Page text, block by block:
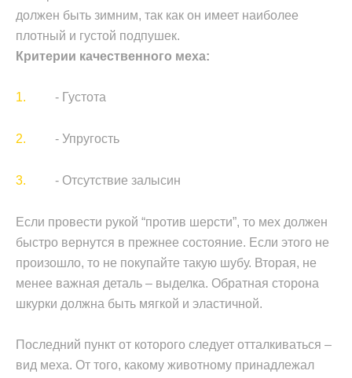
должен быть зимним, так как он имеет наиболее
плотный и густой подпушек.
Критерии качественного меха:
- Густота
- Упругость
- Отсутствие залысин
Если провести рукой “против шерсти”, то мех должен
быстро вернутся в прежнее состояние. Если этого не
произошло, то не покупайте такую шубу. Вторая, не
менее важная деталь – выделка. Обратная сторона
шкурки должна быть мягкой и эластичной.
Последний пункт от которого следует отталкиваться –
вид меха. От того, какому животному принадлежал